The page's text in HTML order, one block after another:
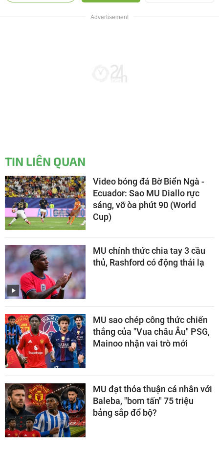
TIN LIÊN QUAN
Video bóng đá Bờ Biển Ngà -
Ecuador: Sao MU Diallo rực
sáng, vỡ òa phút 90 (World
Cup)
MU chính thức chia tay 3 cầu
thủ, Rashford có động thái lạ
MU sao chép công thức chiến
thắng của "Vua châu Âu" PSG,
Mainoo nhận vai trò mới
MU đạt thỏa thuận cá nhân với
Baleba, "bom tấn" 75 triệu
bảng sắp đổ bộ?